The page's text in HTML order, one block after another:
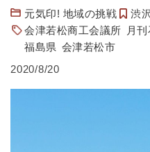
元気印! 地域の挑戦
渋
会津若松商工会議所
月
福島県 会津若松市
2020/8/20